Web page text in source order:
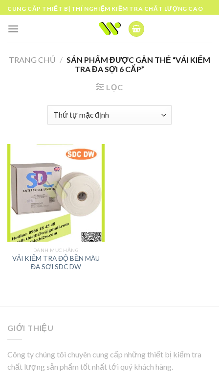
Skip
to
content
CUNG CẤP THIẾT BỊ THÍ NGHIỆM KIỂM TRA CHẤT LƯỢNG CAO
TRANG CHỦ / SẢN PHẨM ĐƯỢC GẮN THẺ “VẢI KIỂM
TRA ĐA SỢI 6 CẤP”
LỌC
DANH MỤC HÃNG
VẢI KIỂM TRA ĐỘ BỀN MÀU
ĐA SỢI SDC DW
GIỚI THIỆU
Công ty chúng tôi chuyên cung cấp những thiết bị kiểm tra
chất lượng sản phẩm tốt nhất tới quý khách hàng.